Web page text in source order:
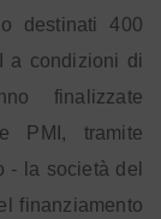
destinati 400
a condizioni di
finalizzate
PMI, tramite
- la società del
finanziamento